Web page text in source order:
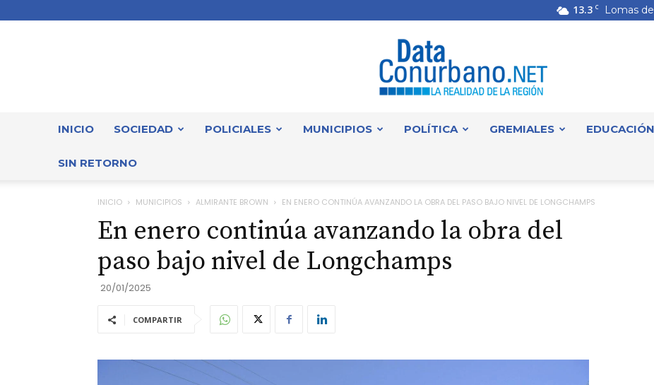
13.3 C Lomas
INICIO SOCIEDAD POLICIALES MUNICIPIOS POLÍTICA GREMIALES EDUCACIÓN
SIN RETORNO
INICIO MUNICIPIOS ALMIRANTE BROWN EN ENERO CONTINÚA AVANZANDO LA OBRA DEL PASO BAJO NIVEL DE LONGCHAMPS
En enero continúa avanzando la obra del
paso bajo nivel de Longchamps
20/01/2025
COMPARTIR